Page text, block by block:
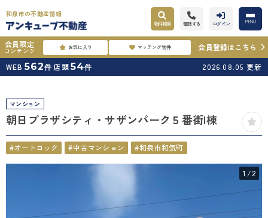
和泉市の不動産情報
物件検索 電話する ログイン MENU
会員限定
コンテンツ お気に入り マッチング物件
会員登録はこちら
WEB 562件 店頭54件 2026.08.05 更新
マンション
朝日プラザシティ・サザンパーク５番街I棟
#オートロック #中古マンション #和泉市和気町
1 /2